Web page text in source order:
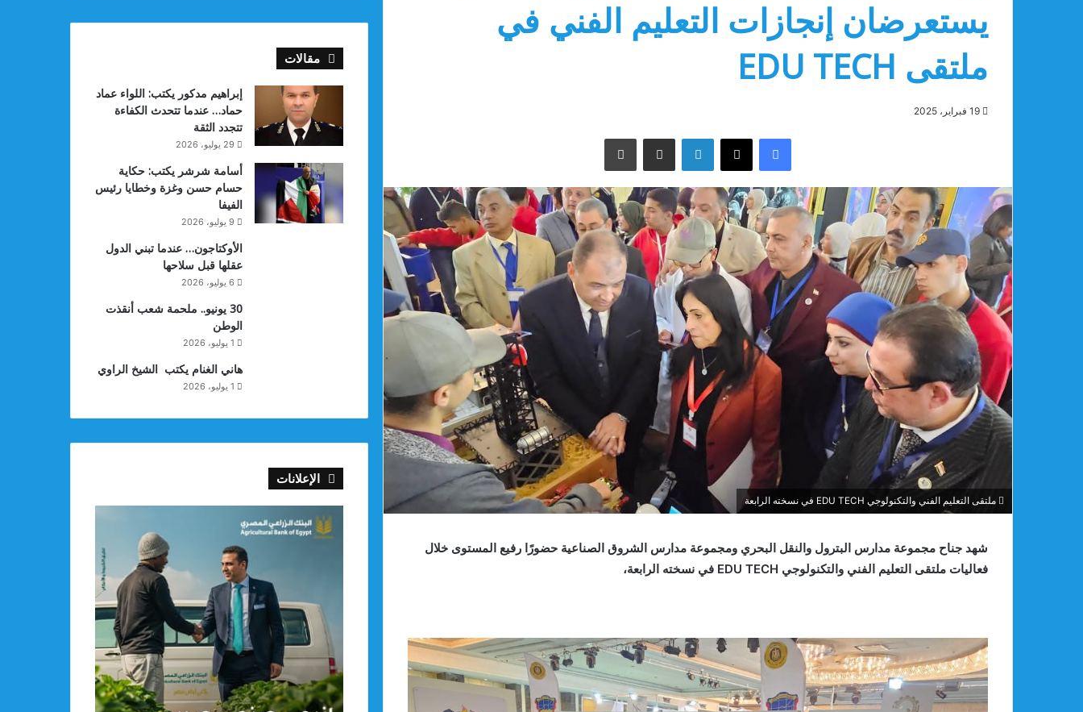
يستعرضان إنجازات التعليم الفني في
ملتقى EDU TECH
19 فبراير، 2025
فيسبوك ‫X لينكدإن مشاركة عبر البريد طباعة
ملتقى التعليم الفني والتكنولوجي EDU TECH في نسخته الرابعة
شهد جناح مجموعة مدارس البترول والنقل البحري ومجموعة مدارس الشروق الصناعية حضورًا رفيع المستوى خلال
فعاليات ملتقى التعليم الفني والتكنولوجي EDU TECH في نسخته الرابعة،
مقالات
إبراهيم مدكور يكتب: اللواء عماد
حماد… عندما تتحدث الكفاءة
تتجدد الثقة
29 يوليو، 2026
أسامة شرشر يكتب: حكاية
حسام حسن وغزة وخطايا رئيس
الفيفا
9 يوليو، 2026
الأوكتاجون… عندما تبني الدول
عقلها قبل سلاحها
6 يوليو، 2026
30 يونيو.. ملحمة شعب أنقذت
الوطن
1 يوليو، 2026
هاني الغنام يكتب الشيخ الراوي
1 يوليو، 2026
الإعلانات